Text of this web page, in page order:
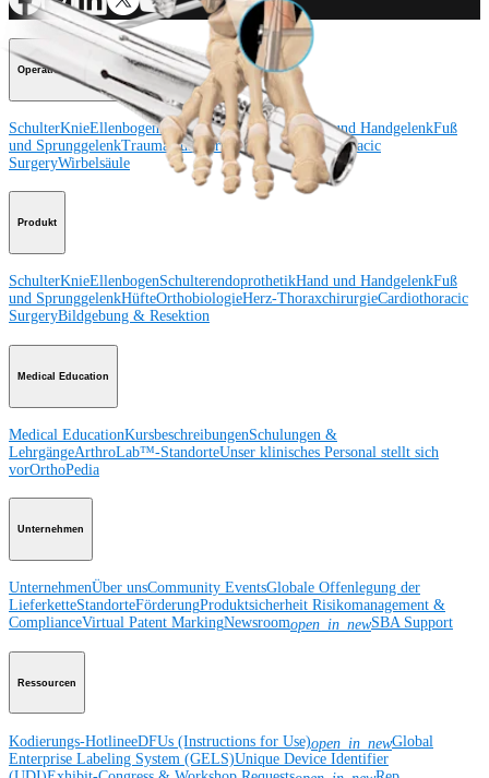
Operationsverfahren
SchulterKnieEllenbogenSchulterendoprothetikHand und HandgelenkFuß
und SprunggelenkTraumaHüfte OrthobiologieCardiothoracic
SurgeryWirbelsäule
Produkt
SchulterKnieEllenbogenSchulterendoprothetikHand und HandgelenkFuß
und SprunggelenkHüfteOrthobiologieHerz-ThoraxchirurgieCardiothoracic
SurgeryBildgebung & Resektion
Medical Education
Medical EducationKursbeschreibungenSchulungen &
LehrgängeArthroLab™-StandorteUnser klinisches Personal stellt sich
vorOrthoPedia
Unternehmen
UnternehmenÜber unsCommunity EventsGlobale Offenlegung der
LieferketteStandorteFörderungProduktsicherheit Risikomanagement &
ComplianceVirtual Patent MarkingNewsroomopen_in_newSBA Support
Ressourcen
Kodierungs-HotlineeDFUs (Instructions for Use)open_in_newGlobal
Enterprise Labeling System (GELS)Unique Device Identifier